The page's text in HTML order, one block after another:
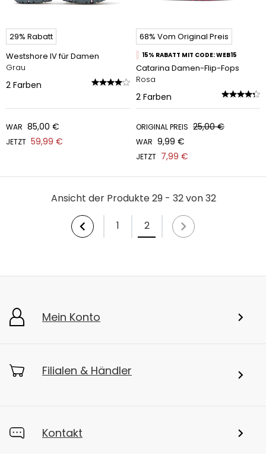
29% Rabatt
Westshore IV für Damen
Grau
2 Farben
WAR 85,00 €
JETZT 59,99 €
68% Vom Original Preis
15% RABATT MIT CODE: WEB15
Catarina Damen-Flip-Fops
Rosa
2 Farben
ORIGINAL PREIS 25,00 €
WAR 9,99 €
JETZT 7,99 €
Ansicht der Produkte 29 - 32 von 32
1
2
Mein Konto
Filialen & Händler
Kontakt